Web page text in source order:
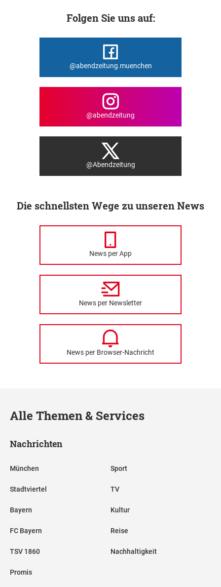
Folgen Sie uns auf:
@abendzeitung.muenchen
@abendzeitung
@Abendzeitung
Die schnellsten Wege zu unseren News
News per App
News per Newsletter
News per Browser-Nachricht
Alle Themen & Services
Nachrichten
München
Stadtviertel
Bayern
FC Bayern
TSV 1860
Promis
Sport
TV
Kultur
Reise
Nachhaltigkeit